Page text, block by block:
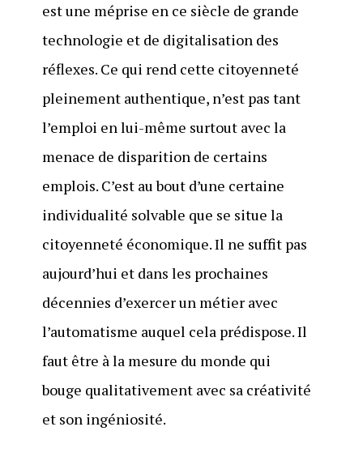
est une méprise en ce siècle de grande
technologie et de digitalisation des
réflexes. Ce qui rend cette citoyenneté
pleinement authentique, n’est pas tant
l’emploi en lui-même surtout avec la
menace de disparition de certains
emplois. C’est au bout d’une certaine
individualité solvable que se situe la
citoyenneté économique. Il ne suffit pas
aujourd’hui et dans les prochaines
décennies d’exercer un métier avec
l’automatisme auquel cela prédispose. Il
faut être à la mesure du monde qui
bouge qualitativement avec sa créativité
et son ingéniosité.